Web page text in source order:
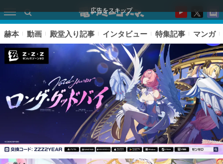
広告をスキップ
赫本 動画 殿堂入り記事 インタビュー 特集記事 マンガ